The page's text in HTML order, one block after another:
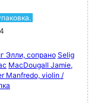
Элли, сопрано Selig
MacDougall Jamie,
Manfredo, violin /